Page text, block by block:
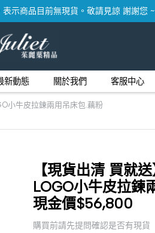
示商品目前無現貨。敬請見諒 謝謝您 ~
新動態 關於我們 客服中心
小牛皮拉鍊兩用吊床包.藕粉
【現貨出清 買就
LOGO小牛皮拉鍊
現金價$56,800
購買前請先提問確認是否有現貨